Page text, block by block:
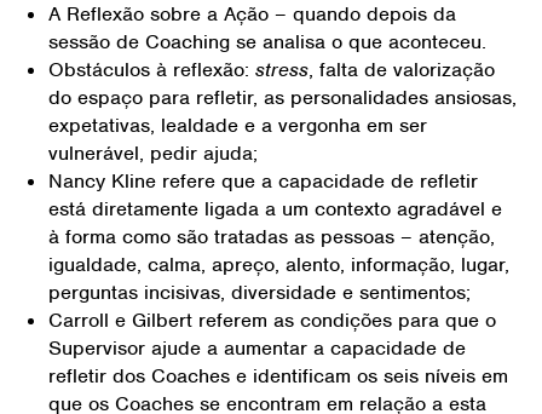
A Reflexão sobre a Ação – quando depois da
sessão de Coaching se analisa o que aconteceu.
Obstáculos à reflexão: stress, falta de valorização
do espaço para refletir, as personalidades ansiosas,
expetativas, lealdade e a vergonha em ser
vulnerável, pedir ajuda;
Nancy Kline refere que a capacidade de refletir
está diretamente ligada a um contexto agradável e
à forma como são tratadas as pessoas – atenção,
igualdade, calma, apreço, alento, informação, lugar,
perguntas incisivas, diversidade e sentimentos;
Carroll e Gilbert referem as condições para que o
Supervisor ajude a aumentar a capacidade de
refletir dos Coaches e identificam os seis níveis em
que os Coaches se encontram em relação a esta